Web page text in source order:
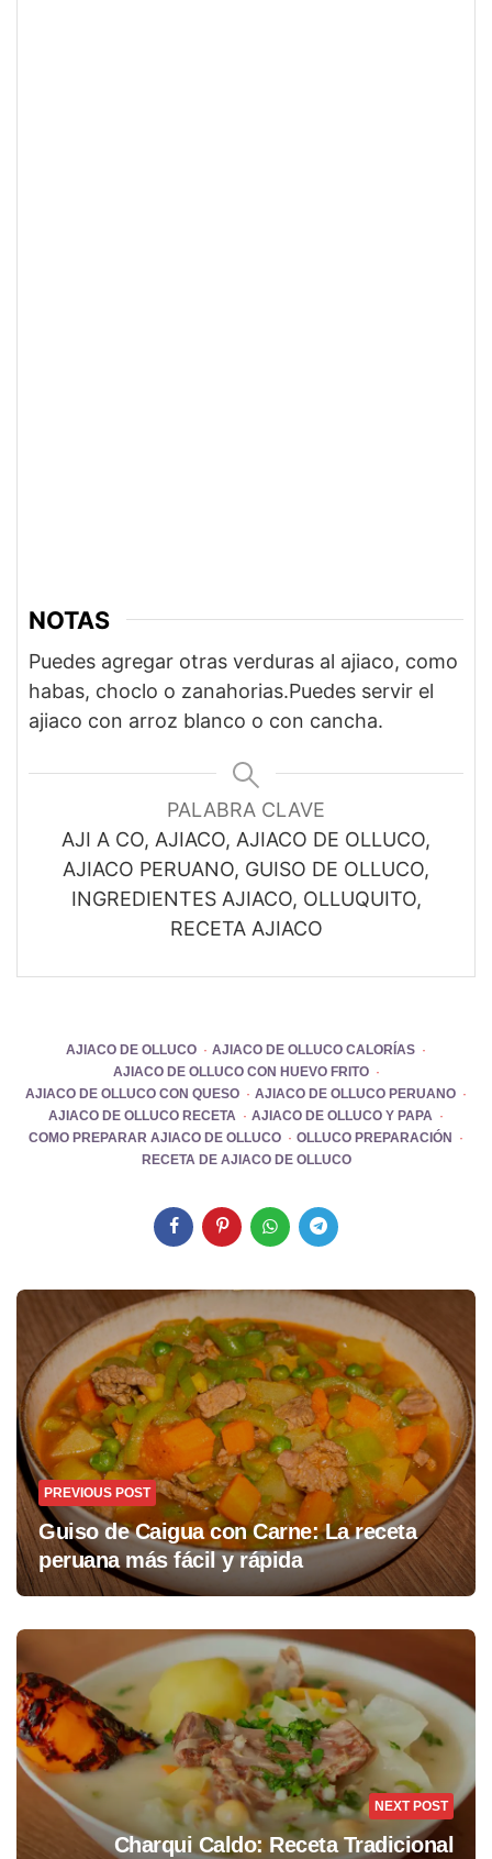
NOTAS
Puedes agregar otras verduras al ajiaco, como
habas, choclo o zanahorias.Puedes servir el
ajiaco con arroz blanco o con cancha.
PALABRA CLAVE
AJI A CO, AJIACO, AJIACO DE OLLUCO,
AJIACO PERUANO, GUISO DE OLLUCO,
INGREDIENTES AJIACO, OLLUQUITO,
RECETA AJIACO
AJIACO DE OLLUCO
AJIACO DE OLLUCO CALORÍAS
AJIACO DE OLLUCO CON HUEVO FRITO
AJIACO DE OLLUCO CON QUESO
AJIACO DE OLLUCO PERUANO
AJIACO DE OLLUCO RECETA
AJIACO DE OLLUCO Y PAPA
COMO PREPARAR AJIACO DE OLLUCO
OLLUCO PREPARACIÓN
RECETA DE AJIACO DE OLLUCO
Post
navigation
PREVIOUS POST
Guiso de Caigua con Carne: La receta
peruana más fácil y rápida
NEXT POST
Charqui Caldo: Receta Tradicional